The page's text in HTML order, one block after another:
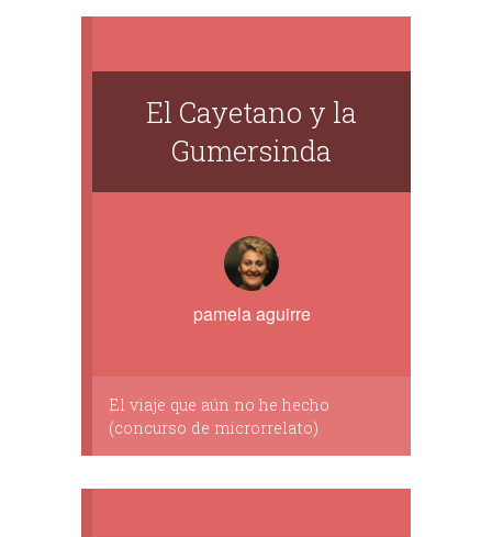
El Cayetano y la
Gumersinda
pamela aguirre
El viaje que aún no he hecho
(concurso de microrrelato)